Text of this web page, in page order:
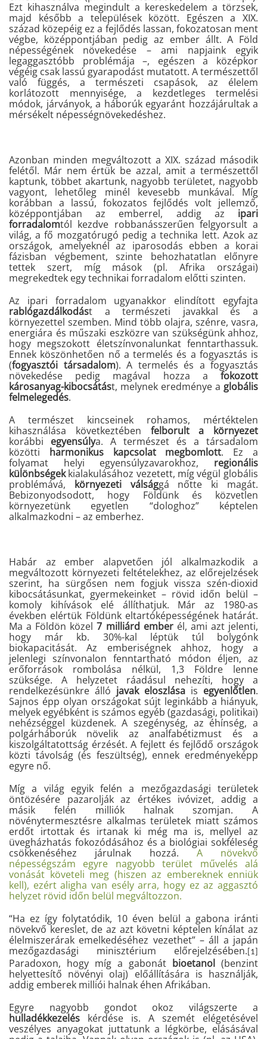
Ezt kihasználva megindult a kereskedelem a törzsek,
majd később a települések között. Egészen a XIX.
század közepéig ez a fejlődés lassan, fokozatosan ment
végbe, középpontjában pedig az ember állt.A Föld
népességének növekedése – ami napjaink egyik
legaggasztóbb problémája –, egészen a középkor
végéig csak lassú gyarapodást mutatott. A természettől
való függés, a természeti csapások, az élelem
korlátozott mennyisége, a kezdetleges termelési
módok, járványok, a háborúk egyaránt hozzájárultak a
mérsékelt népességnövekedéshez.
Azonban minden megváltozott a XIX. század második
felétől. Már nem értük be azzal, amit a természettől
kaptunk, többet akartunk, nagyobb területet, nagyobb
vagyont, lehetőleg minél kevesebb munkával. Míg
korábban a lassú, fokozatos fejlődés volt jellemző,
középpontjában az emberrel, addig az ipari
forradalomtól kezdve robbanásszerűen felgyorsult a
világ, a fő mozgatórugó pedig a technika lett. Azok az
országok, amelyeknél az iparosodás ebben a korai
fázisban végbement, szinte behozhatatlan előnyre
tettek szert, míg mások (pl. Afrika országai)
megrekedtek egy technikai forradalom előtti szinten.
Az ipari forradalom ugyanakkor elindított egyfajta
rablógazdálkodást a természeti javakkal és a
környezettel szemben. Mind több olajra, szénre, vasra,
energiára és műszaki eszközre van szükségünk ahhoz,
hogy megszokott életszínvonalunkat fenntarthassuk.
Ennek köszönhetően nő a termelés és a fogyasztás is
(fogyasztói társadalom). A termelés és a fogyasztás
növekedése pedig magával hozza a fokozott
károsanyag-kibocsátást, melynek eredménye a globális
felmelegedés.
A természet kincseinek rohamos, mértéktelen
kihasználása következtében felborulta
környezet
korábbi egyensúlya. A természet és a társadalom
közötti harmonikus kapcsolat megbomlott. Ez a
folyamat helyi egyensúlyzavarokhoz, regionális
különbségekkialakulásához vezetett, míg végül globális
problémává, környezeti válsággá nőtte ki magát.
Bebizonyodsodott, hogy Földünk és közvetlen
környezetünk egyetlen “dologhoz” képtelen
alkalmazkodni – az emberhez.
Habár az ember alapvetően jól alkalmazkodik a
megváltozott környezeti feltételekhez, az előrejelzések
szerint, ha sürgősen nem fogjuk vissza szén-dioxid
kibocsátásunkat, gyermekeinket – rövid időn belül –
komoly kihívások elé állíthatjuk. Már az 1980-as
években elértük Földünk eltartóképességének határát.
Ma a Földön közel7 milliárd emberél, ami azt jelenti,
hogy már kb. 30%-kal léptük túl bolygónk
biokapacitását. Az emberiségnek ahhoz, hogya
jelenlegi színvonalon fenntartható módon éljen, az
erőforrások rombolása nélkül, 1,3 Földre lenne
szüksége. A helyzetet ráadásul nehezíti, hogy a
rendelkezésünkre álló javak eloszlása is egyenlőtlen.
Sajnos épp olyan országokat sújt leginkább a hiányuk,
melyek egyébként is számos egyéb (gazdasági, politikai)
nehézséggel küzdenek. A szegénység, az éhínség, a
polgárháborúk növelik az analfabétizmust és a
kiszolgáltatottság érzését. A fejlett és fejlődő országok
közti távolság (és feszültség), ennek eredményeképp
egyre nő.
Míg a világ egyik felén a mezőgazdasági területek
öntözésére pazarolják az értékes ivóvizet, addig a
másik felén milliók halnak szomjan. A
növénytermesztésre alkalmas területek miatt számos
erdőt irtottak és irtanak ki még ma is, mellyel az
üvegházhatás fokozódásához és a biológiai sokféleség
csökkenéséhez járulnak hozzá. A növekvő
népességszám egyre nagyobb terület művelés alá
vonását követeli meg (hiszen az embereknek enniük
kell), ezért aligha van esély arra, hogy ez az aggasztó
helyzet rövid időn belül megváltozzon.
“Ha ez így folytatódik, 10 éven belül a gabona iránti
növekvő kereslet, de az azt követni képtelen kínálat az
élelmiszerárak emelkedéséhez vezethet” – áll a japán
mezőgazdasági minisztérium előrejelzésében. [1]
Paradoxon, hogy míg a gabonát bioetanol (benzint
helyettesítő növényi olaj) előállítására is használják,
addig emberek milliói halnak éhen Afrikában.
Egyre nagyobb gondot okoz világszerte a
hulladékkezelés kérdése is. A szemét elégetésével
veszélyes anyagokat juttatunk a légkörbe, elásásával